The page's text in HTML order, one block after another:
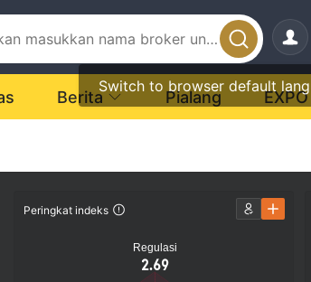
Switch to browser default
Berita Pialang EXPO
Peringkat indeks
Regulasi
2.69